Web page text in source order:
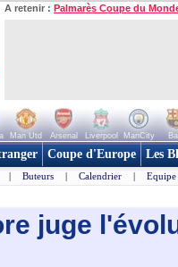
A retenir : Palmarès Coupe du
Man Utd Arsenal Liverpool ManCity
Coupe d'Europe Les
| Buteurs | Calendrier | Equipe
juge